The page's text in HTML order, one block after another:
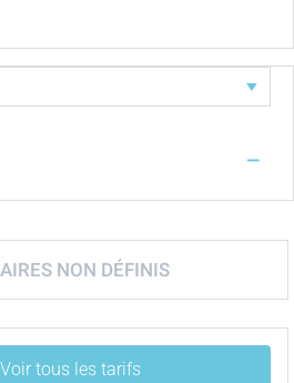
—
NON DÉFINIS
Voir tous les tarifs